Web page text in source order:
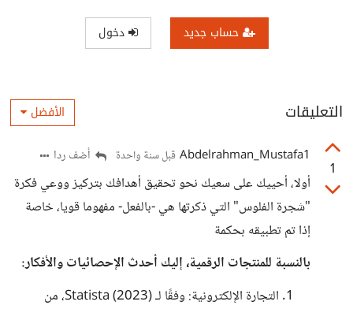
حساب جديد دخول
التعليقات الأفضل
1
Abdelrahman_Mustafa1 قبل سنة واحدة أضف ردا
أولا، أحييك على سعيك نحو تحقيق أهدافك بتركيز ووعي فكرة
"شجرة الفلوس" التي ذكرتها هي -بالفعل- مفهوما قويا، خاصة
إذا تم تطبيقه بحكمة
بالنسبة للمنتجات الرقمية، إليك أحدث الإحصائيات والأفكار:
التجارة الإلكترونية: وفقًا لـ Statista (2023)، من